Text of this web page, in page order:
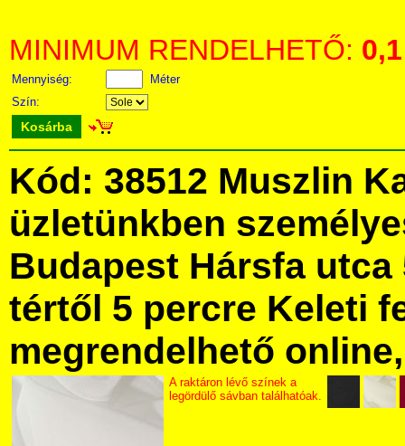
MINIMUM RENDELHETŐ: 0,1
Mennyiség:
Méter
Szín:
Kosárba
Kód: 38512 Muszlin
üzletünkben
Budapest Hársfa utca
tértől 5 percre Keleti
megrendelhető
A raktáron lévő színek a
legördülő sávban találhatóak.